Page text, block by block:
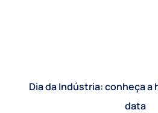
Dia da Indústria: conheça
data